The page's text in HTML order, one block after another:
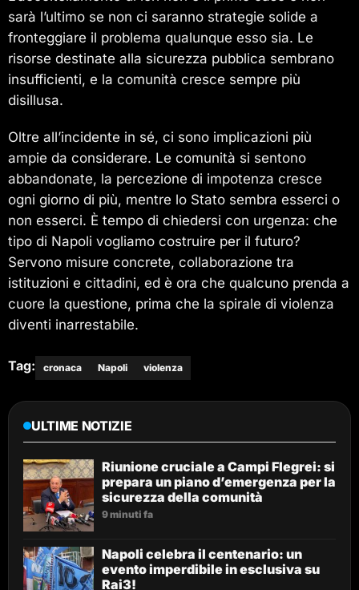
sarà l’ultimo se non ci saranno strategie solide a
fronteggiare il problema qualunque esso sia. Le
risorse destinate alla sicurezza pubblica sembrano
insufficienti, e la comunità cresce sempre più
disillusa.
Oltre all’incidente in sé, ci sono implicazioni più
ampie da considerare. Le comunità si sentono
abbandonate, la percezione di impotenza cresce
ogni giorno di più, mentre lo Stato sembra esserci o
non esserci. È tempo di chiedersi con urgenza: che
tipo di Napoli vogliamo costruire per il futuro?
Servono misure concrete, collaborazione tra
istituzioni e cittadini, ed è ora che qualcuno prenda a
cuore la questione, prima che la spirale di violenza
diventi inarrestabile.
Tag: cronaca Napoli violenza
ULTIME NOTIZIE
Riunione cruciale a Campi Flegrei: si
prepara un piano d’emergenza per la
sicurezza della comunità
9 minuti fa
Napoli celebra il centenario: un
evento imperdibile in esclusiva su
Rai3!